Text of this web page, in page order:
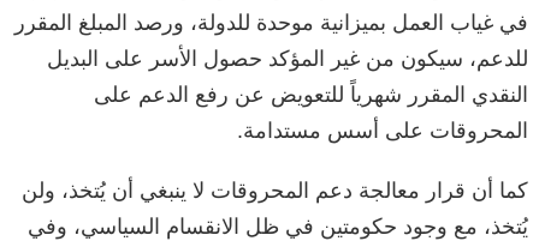
في غياب العمل بميزانية موحدة للدولة، ورصد المبلغ المقرر
للدعم، سيكون من غير المؤكد حصول الأسر على البديل
النقدي المقرر شهرياً للتعويض عن رفع الدعم على
المحروقات على أسس مستدامة.
كما أن قرار معالجة دعم المحروقات لا ينبغي أن يُتخذ، ولن
يُتخذ، مع وجود حكومتين في ظل الانقسام السياسي، وفي